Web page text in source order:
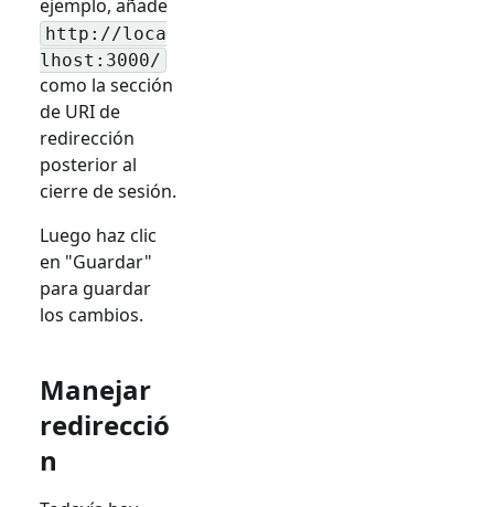
ejemplo, añade
http://loca
lhost:3000/
como la sección
de URI de
redirección
posterior al
cierre de sesión.
Luego haz clic
en "Guardar"
para guardar
los cambios.
Manejar
redirecció
n